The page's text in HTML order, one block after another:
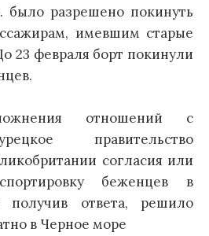
было разрешено покинуть
имевшим старые
23 февраля борт покинули
отношений с
правительство
согласия или
беженцев в
ответа, решило
в Черное море